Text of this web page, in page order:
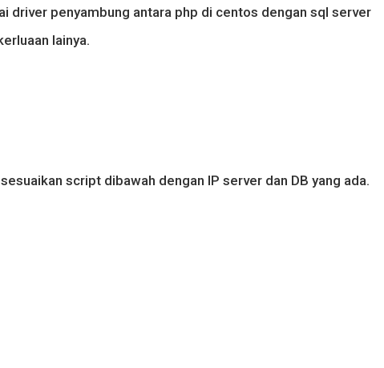
driver penyambung antara php di centos dengan sql server
lainya.
script dibawah dengan IP server dan DB yang ada.